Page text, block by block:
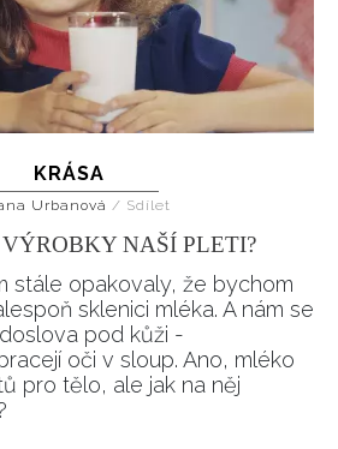
KRÁSA
Urbanová / Sdílet
NAŠÍ PLETI?
stále opakovaly, že bychom
sklenici mléka. A nám se
pod kůži -
oči v sloup. Ano, mléko
pro tělo, ale jak na něj